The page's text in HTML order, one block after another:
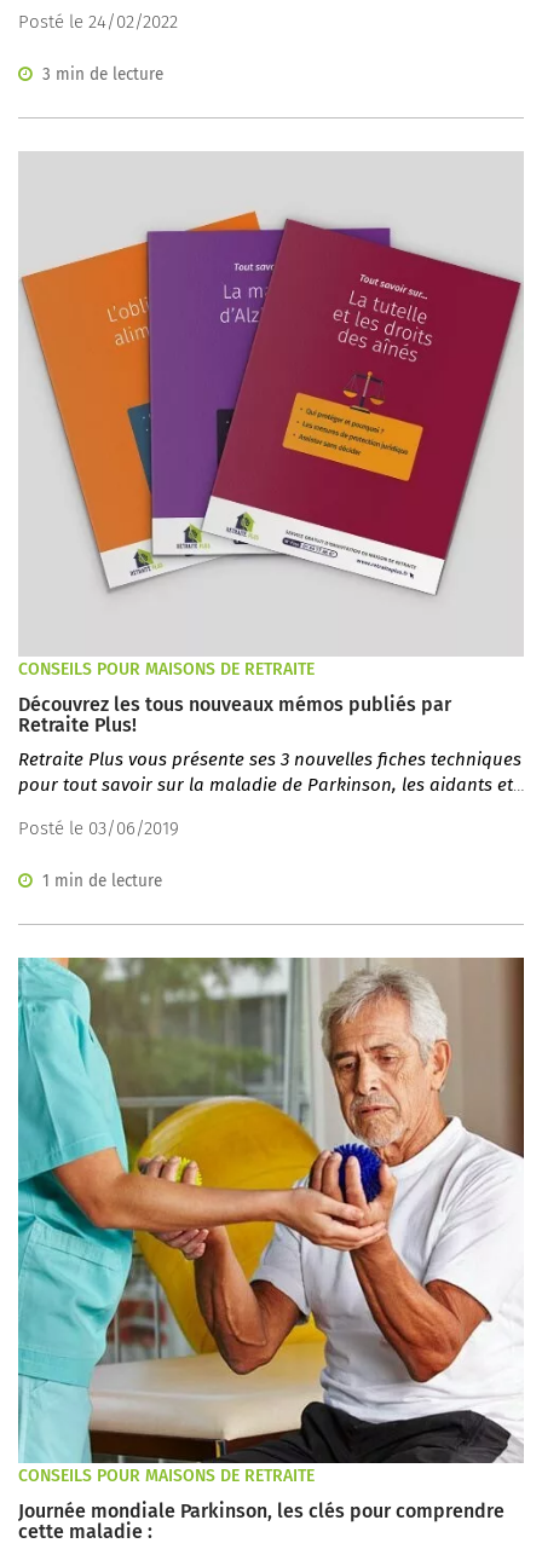
Posté le 24/02/2022
3 min de lecture
CONSEILS POUR MAISONS DE RETRAITE
Découvrez les tous nouveaux mémos publiés par
Retraite Plus!
Retraite Plus vous présente ses 3 nouvelles fiches techniques
pour tout savoir sur la maladie de Parkinson, les aidants et
Posté le 03/06/2019
1 min de lecture
CONSEILS POUR MAISONS DE RETRAITE
Journée mondiale Parkinson, les clés pour comprendre
cette maladie :